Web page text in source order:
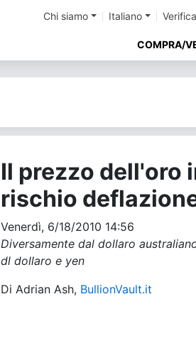
Chi siamo Italiano
COMPRA/
Il prezzo dell'oro
rischio
Venerdì, 6/18/2010 14:56
Diversamente dal dollaro
dl dollaro e yen
Di Adrian Ash, BullionVault.it